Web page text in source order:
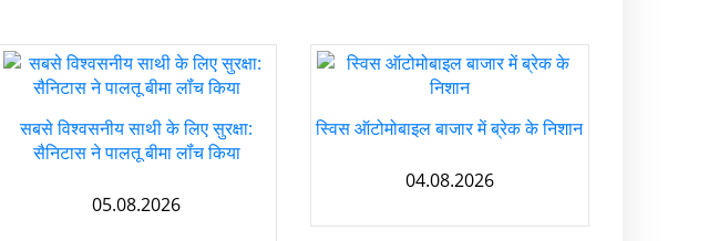
सबसे विश्वसनीय साथी के लिए सुरक्षा:
सैनिटास ने पालतू बीमा लॉंच किया
05.08.2026
स्विस ऑटोमोबाइल बाजार में ब्रेक के निशान
04.08.2026